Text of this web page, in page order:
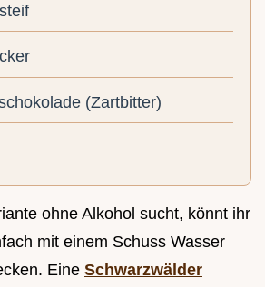
(Zartbitter)
ohne Alkohol sucht, könnt ihr
mit einem Schuss Wasser
Eine Schwarzwälder